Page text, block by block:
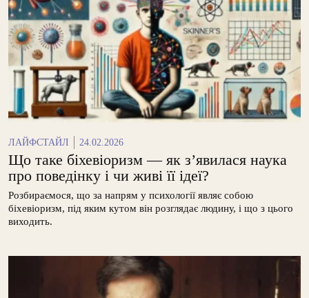
ЛАЙФСТАЙЛ 24.02.2026
Що таке біхевіоризм — як з’явилася наука
про поведінку і чи живі її ідеї?
Розбираємося, що за напрям у психології являє собою
біхевіоризм, під яким кутом він розглядає людину, і що з цього
виходить.